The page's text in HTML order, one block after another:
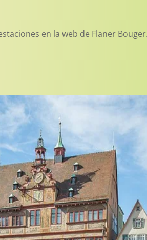
en la web de Flaner Bouger.